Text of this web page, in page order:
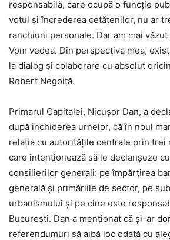
responsabilă, care ocupă o funcție
votul și încrederea cetățenilor, nu ar
ranchiuni personale. Dar am mai
Vom vedea. Din perspectiva mea,
la dialog și colaborare cu absolut
Robert Negoiță.
Primarul Capitalei, Nicușor Dan, a
după închiderea urnelor, că în noul
relația cu autoritățile centrale prin trei
care intenționează să le declanșeze
consilierilor generali: pe împărțirea
generală și primăriile de sector, pe
urbanismului și pe cine este
București. Dan a menționat că și-ar
referendumuri să aibă loc odată cu